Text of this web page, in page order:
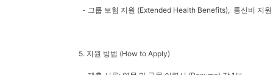
- 그룹 보험 지원 (Extended Health Benefits), 통신비 지원
5. 지원 방법 (How to Apply)